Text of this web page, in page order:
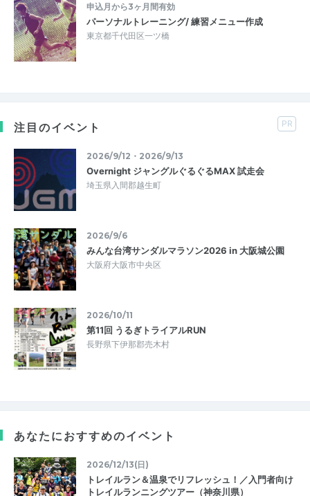
申込月から3ヶ月間有効
パーソナルトレーニング/ 練習メニュー作成
東京都千代田区一ツ橋
注目のイベント PR
2026/9/12・2026/9/13
Overnight ジャングルぐるぐるMAX 試走会
埼玉県入間郡越生町
2026/9/6
みんな台湾サンダルマラソン2026 in 大阪城公園
大阪府大阪市中央区
2026/10/11
第11回 うるぎトライアルRUN
長野県下伊那郡売木村
あなたにおすすめのイベント
2026/12/13(日)
トレイルラン＆温泉でリフレッシュ！／入門者向け
トレイルランニングツアー（神奈川県）